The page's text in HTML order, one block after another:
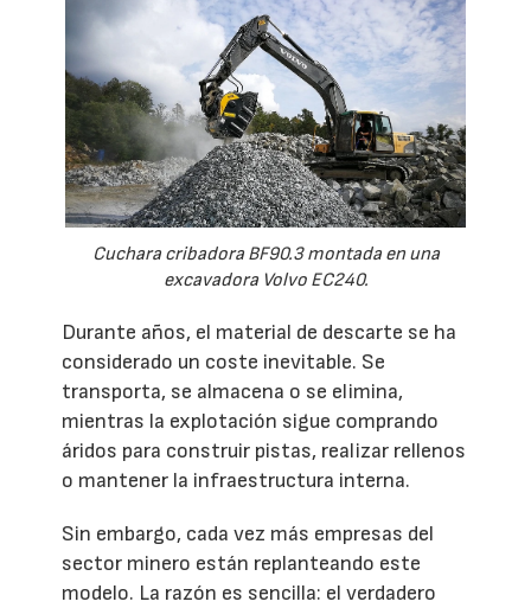
Cuchara cribadora BF90.3 montada en una
excavadora Volvo EC240.
Durante años, el material de descarte se ha
considerado un coste inevitable. Se
transporta, se almacena o se elimina,
mientras la explotación sigue comprando
áridos para construir pistas, realizar rellenos
o mantener la infraestructura interna.
Sin embargo, cada vez más empresas del
sector minero están replanteando este
modelo. La razón es sencilla: el verdadero